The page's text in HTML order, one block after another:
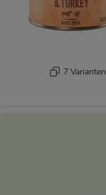
7 Varianten